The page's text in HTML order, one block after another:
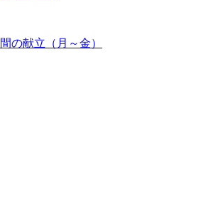
の献立（月～金）